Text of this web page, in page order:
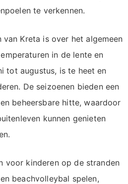
te verkennen.
Kreta is over het algemeen
in de lente en
tot augustus, is te heet en
De seizoenen bieden een
beheersbare hitte, waardoor
kunnen genieten
voor kinderen op de stranden
beachvolleybal spelen,